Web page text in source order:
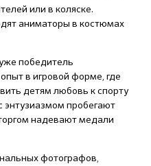
или в коляске.
аниматоры в костюмах
победитель
в игровой форме, где
детям любовь к спорту
энтузиазмом пробегают
надевают медали
фотографов,